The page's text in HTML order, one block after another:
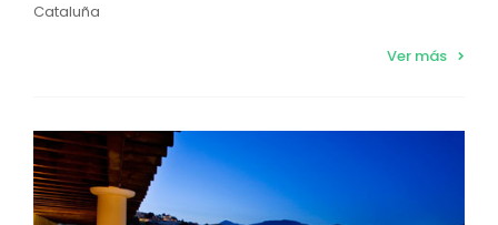
Cataluña
Ver más